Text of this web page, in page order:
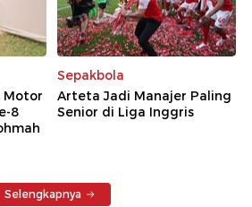
Motor
8
Sepakbola
Arteta Jadi Manajer Paling
Senior di Liga Inggris
Selengkapnya